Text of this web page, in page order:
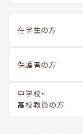
在学生の方
保護者の方
中学校・
高校教員の方